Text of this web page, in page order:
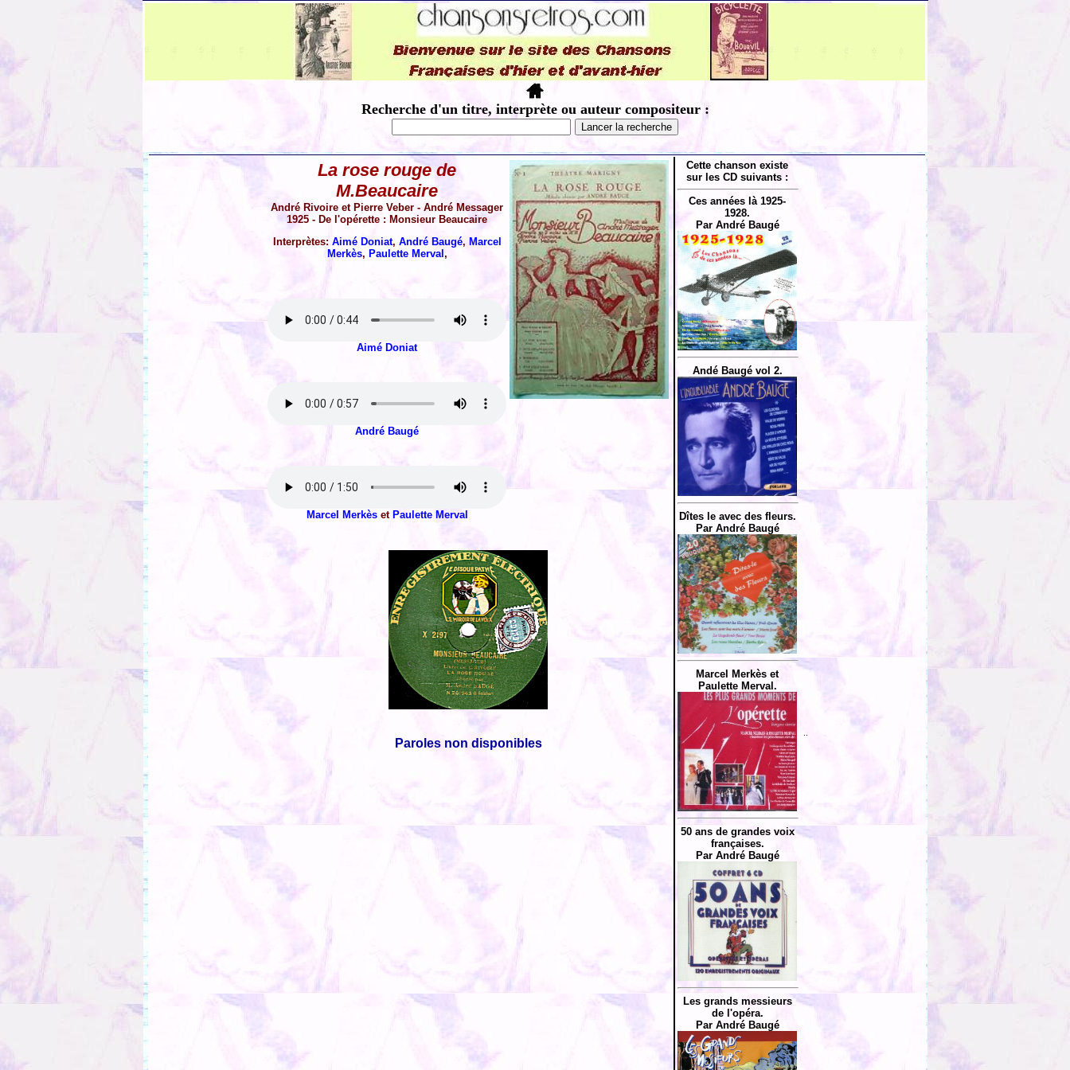
Recherche d'un titre, interprète ou auteur compositeur :
La rose rouge de
M.Beaucaire
André Rivoire et Pierre Veber - André Messager
1925 - De l'opérette : Monsieur Beaucaire
Interprètes: Aimé Doniat, André Baugé, Marcel
Merkès, Paulette Merval ,
Aimé Doniat
André Baugé
Marcel Merkèset Paulette Merval
Paroles non disponibles
Cette chanson existe
sur les CD suivants :
Ces années là 1925-
1928.
Par André Baugé
Andé Baugé vol 2.
Dîtes le avec des fleurs.
Par André Baugé
Marcel Merkès et
Paulette Merval.
50 ans de grandes voix
françaises.
Par André Baugé
Les grands messieurs
de l'opéra.
Par André Baugé